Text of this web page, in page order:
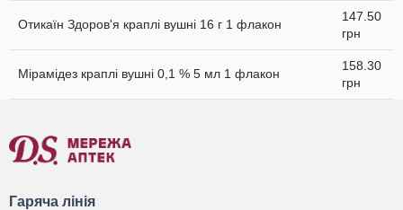
Отикаїн Здоров'я краплі вушні 16 г 1 флакон
147.50
грн
Мірамідез краплі вушні 0,1 % 5 мл 1 флакон
158.30
грн
Гаряча лінія